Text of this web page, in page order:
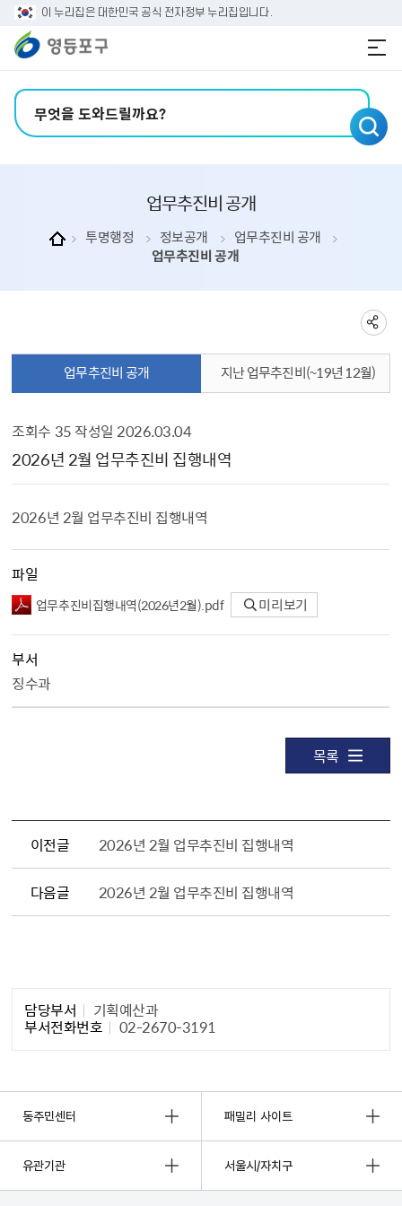
본문 바로가기
주메뉴 바로가기
이 누리집은 대한민국 공식 전자정부 누리집입니다.
업무추진비 공개
투명행정 정보공개
업무추진비 공개
업무추진비 공개
업무추진비 공개 지난 업무추진비(~19년 12월)
조회수 35 작성일 2026.03.04
2026년 2월 업무추진비 집행내역
2026년 2월 업무추진비 집행내역
파일
업무추진비집행내역（2026년2월）.pdf 미리보기
부서
징수과
목록
이전글 2026년 2월 업무추진비 집행내역
다음글 2026년 2월 업무추진비 집행내역
담당부서 기획예산과
부서전화번호 02-2670-3191
동주민센터 패밀리 사이트
유관기관 서울시/자치구